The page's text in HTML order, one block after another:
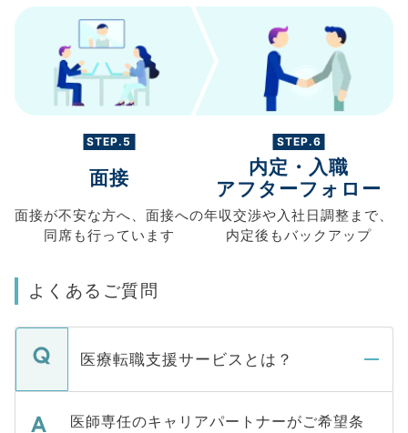
STEP.5
面接
面接が不安な方へ、 面接への
同席も行っています
STEP.6
内定・入職
アフターフォロー
年収交渉や 入社日調整まで、
内定後もバックアップ
よくあるご質問
医療転職支援サービスとは？
医師専任のキャリアパートナーがご希望条